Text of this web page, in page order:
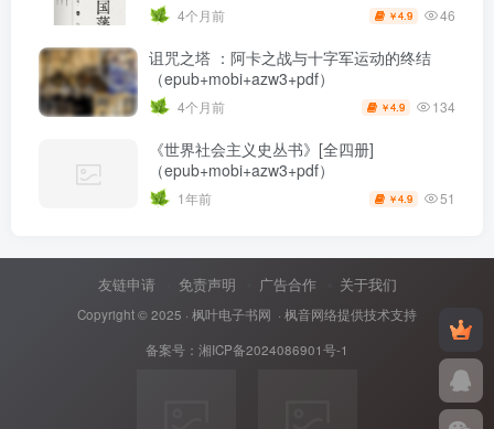
4个月前 ￥4.9 46
诅咒之塔 ：阿卡之战与十字军运动的终结
（epub+mobi+azw3+pdf）
4个月前 ￥4.9 134
《世界社会主义史丛书》[全四册]
（epub+mobi+azw3+pdf）
1年前 ￥4.9 51
友链申请 免责声明 广告合作 关于我们
Copyright © 2025 · 枫叶电子书网 · 枫音网络提供技术支持
备案号： 湘ICP备2024086901号-1